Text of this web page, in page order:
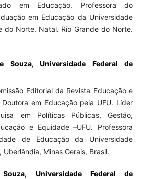
em Educação. Professora do
em Educação da Universidade
do Norte. Natal. Rio Grande do Norte.
Souza, Universidade Federal de
Editorial da Revista Educação e
em Educação pela UFU. Líder
em Políticas Públicas, Gestão,
e Equidade –UFU. Professora
de Educação da Universidade
Minas Gerais, Brasil.
Universidade Federal de